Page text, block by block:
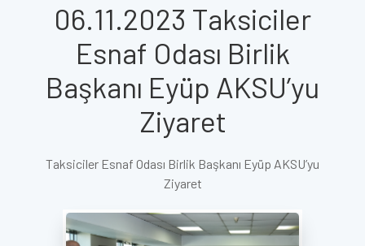
06.11.2023 Taksiciler
Esnaf Odası Birlik
Başkanı Eyüp AKSU’yu
Ziyaret
Taksiciler Esnaf Odası Birlik Başkanı Eyüp AKSU’yu
Ziyaret